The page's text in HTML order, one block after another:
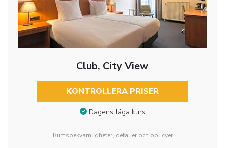
Club, City View
KONTROLLERA PRISER
Dagens låga kurs
Rumsbekvämligheter, detaljer och policyer